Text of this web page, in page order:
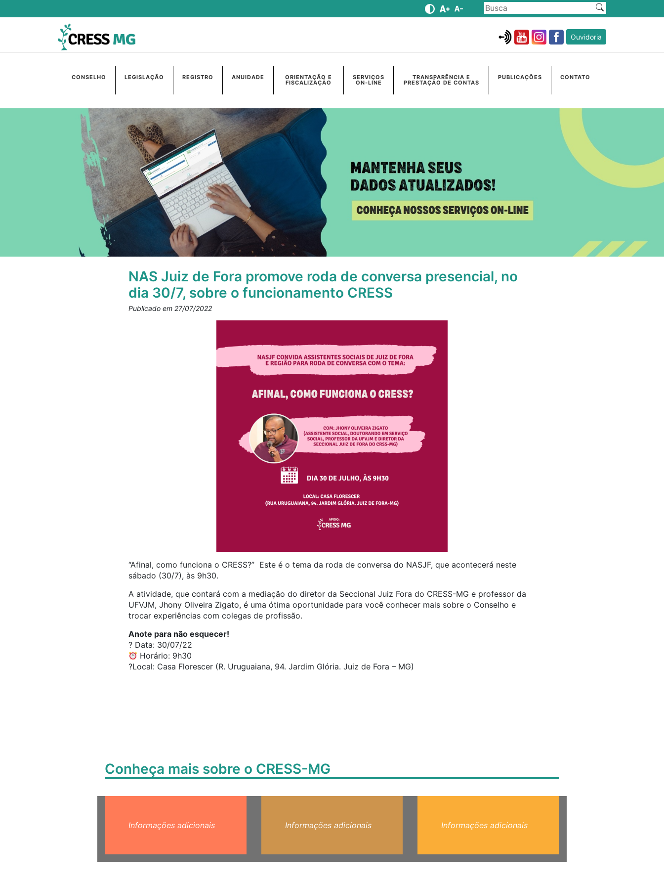
Ouvidoria
CONSELHO LEGISLAÇÃO REGISTRO ANUIDADE ORIENTAÇÃO E
FISCALIZAÇÃO
SERVIÇOS
ON-LINE
TRANSPARÊNCIA E
PRESTAÇÃO DE CONTAS
PUBLICAÇÕES CONTATO
NAS Juiz de Fora promove roda de conversa presencial, no
dia 30/7, sobre o funcionamento CRESS
Publicado em 27/07/2022
“Afinal, como funciona o CRESS?” Este é o tema da roda de conversa do NASJF, que acontecerá neste
sábado (30/7), às 9h30.
A atividade, que contará com a mediação do diretor da Seccional Juiz Fora do CRESS-MG e professor da
UFVJM, Jhony Oliveira Zigato, é uma ótima oportunidade para você conhecer mais sobre o Conselho e
trocar experiências com colegas de profissão.
Anote para não esquecer!
?️ Data: 30/07/22
Horário: 9h30
?Local: Casa Florescer (R. Uruguaiana, 94. Jardim Glória. Juiz de Fora – MG)
Conheça mais sobre o CRESS-MG
Informações adicionais Informações adicionais Informações adicionais